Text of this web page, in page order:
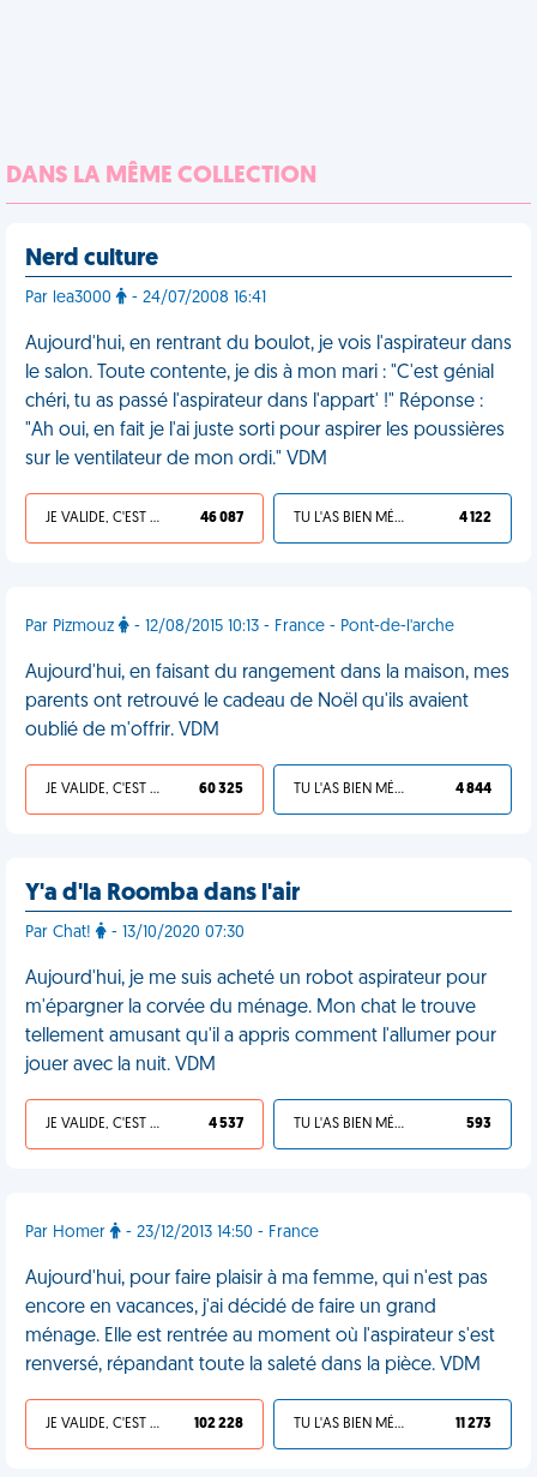
DANS LA MÊME COLLECTION
Nerd culture
Par lea3000 - 24/07/2008 16:41
Aujourd'hui, en rentrant du boulot, je vois l'aspirateur dans
le salon. Toute contente, je dis à mon mari : "C'est génial
chéri, tu as passé l'aspirateur dans l'appart' !" Réponse :
"Ah oui, en fait je l'ai juste sorti pour aspirer les poussières
sur le ventilateur de mon ordi." VDM
JE VALIDE, C'EST UNE VDM 46 087 TU L'AS BIEN MÉRITÉ 4 122
Par Pizmouz - 12/08/2015 10:13 - France - Pont-de-l'arche
Aujourd'hui, en faisant du rangement dans la maison, mes
parents ont retrouvé le cadeau de Noël qu'ils avaient
oublié de m'offrir. VDM
JE VALIDE, C'EST UNE VDM 60 325 TU L'AS BIEN MÉRITÉ 4 844
Y'a d'la Roomba dans l'air
Par Chat! - 13/10/2020 07:30
Aujourd'hui, je me suis acheté un robot aspirateur pour
m'épargner la corvée du ménage. Mon chat le trouve
tellement amusant qu'il a appris comment l'allumer pour
jouer avec la nuit. VDM
JE VALIDE, C'EST UNE VDM 4 537 TU L'AS BIEN MÉRITÉ 593
Par Homer - 23/12/2013 14:50 - France
Aujourd'hui, pour faire plaisir à ma femme, qui n'est pas
encore en vacances, j'ai décidé de faire un grand
ménage. Elle est rentrée au moment où l'aspirateur s'est
renversé, répandant toute la saleté dans la pièce. VDM
JE VALIDE, C'EST UNE VDM 102 228 TU L'AS BIEN MÉRITÉ 11 273